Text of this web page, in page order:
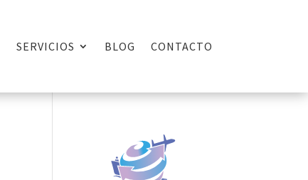
SERVICIOS BLOG CONTACTO